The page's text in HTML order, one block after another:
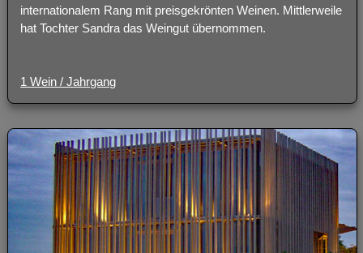
internationalem Rang mit preisgekrönten Weinen. Mittlerweile
hat Tochter Sandra das Weingut übernommen.
1 Wein / Jahrgang